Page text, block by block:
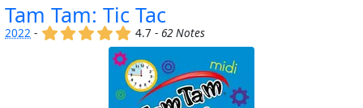
Tam Tam: Tic Tac
2022 - (x) (x) (x) (x) (x)
4.7 - 62 Notes